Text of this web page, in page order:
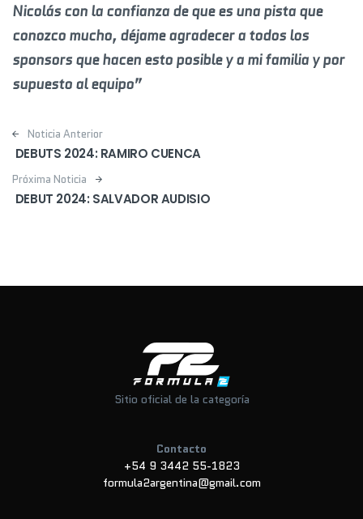
Nicolás con la confianza de que es una pista que
conozco mucho, déjame agradecer a todos los
sponsors que hacen esto posible y a mi familia y por
supuesto al equipo”
Post navigation
Noticia Anterior
DEBUTS 2024: RAMIRO CUENCA
Próxima Noticia
DEBUT 2024: SALVADOR AUDISIO
Sitio oficial de la categoría
Contacto
+54 9 3442 55-1823
formula2argentina@gmail.com